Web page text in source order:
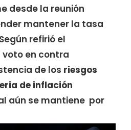
desde la reunión
mantener la tasa
refirió el
en contra
de los riesgos
de inflación
aún se mantiene por